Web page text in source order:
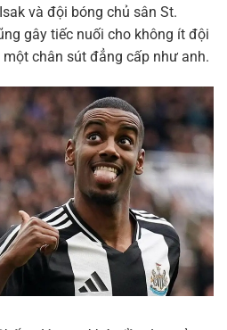
và đội bóng chủ sân St.
gây tiếc nuối cho không ít đội
chân sút đẳng cấp như anh.